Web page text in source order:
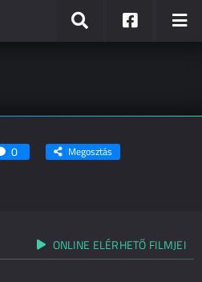
0 Megosztás
ONLINE ELÉRHETŐ FILMJEI